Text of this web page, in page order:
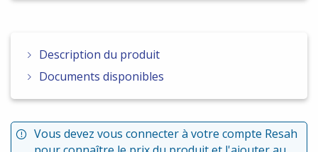
Description du produit
Documents disponibles
Vous devez vous connecter à votre compte Resah